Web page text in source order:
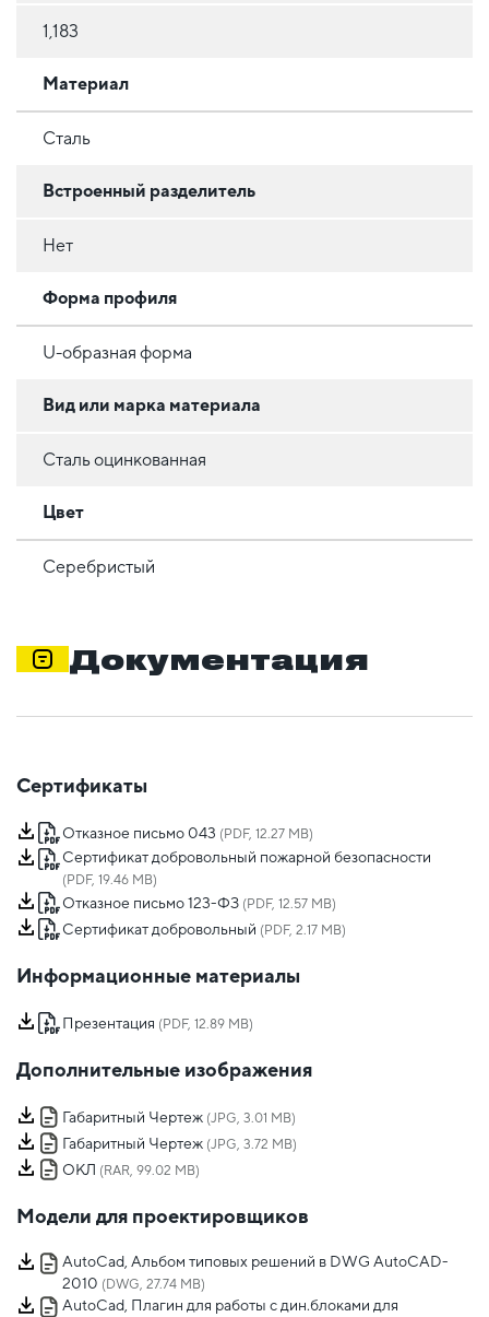
1,183
Материал
Сталь
Встроенный разделитель
Нет
Форма профиля
U-образная форма
Вид или марка материала
Сталь оцинкованная
Цвет
Серебристый
Документация
Сертификаты
Отказное письмо 043 (PDF, 12.27 MB)
Сертификат добровольный пожарной безопасности
(PDF, 19.46 MB)
Отказное письмо 123-ФЗ (PDF, 12.57 MB)
Сертификат добровольный (PDF, 2.17 MB)
Информационные материалы
Презентация (PDF, 12.89 MB)
Дополнительные изображения
Габаритный Чертеж (JPG, 3.01 MB)
Габаритный Чертеж (JPG, 3.72 MB)
ОКЛ (RAR, 99.02 MB)
Модели для проектировщиков
AutoCad, Альбом типовых решений в DWG AutoCAD-
2010 (DWG, 27.74 MB)
AutoCad, Плагин для работы с дин.блоками для